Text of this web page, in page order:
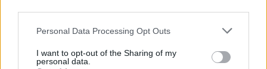
Please note that this website/app uses one or more Google
not limited to your visit or usage behaviour. You may click to
grant or deny consent to Google and its third-party tags to
Personal Data Processing Opt Outs
I want to opt-out of the Sharing of my
personal data.
Címkék: sétány pestszentimre xviii pásztor józsef